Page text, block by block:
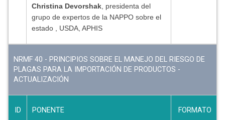
Christina Devorshak presidenta del
grupo de expertos de la NAPPO sobre el
estado , USDA, APHIS
NRMF 40 - PRINCIPIOS SOBRE EL MANEJO DEL RIESGO DE
PLAGAS PARA LA IMPORTACIÓN DE PRODUCTOS -
ACTUALIZACIÓN
ID PONENTE FORMATO